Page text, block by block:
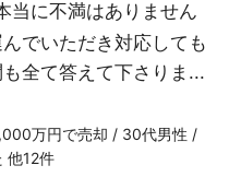
当に不満はありません
でいただき対応しても
全て答えて下さりま...
万円で売却 / 30代男性 /
他12件